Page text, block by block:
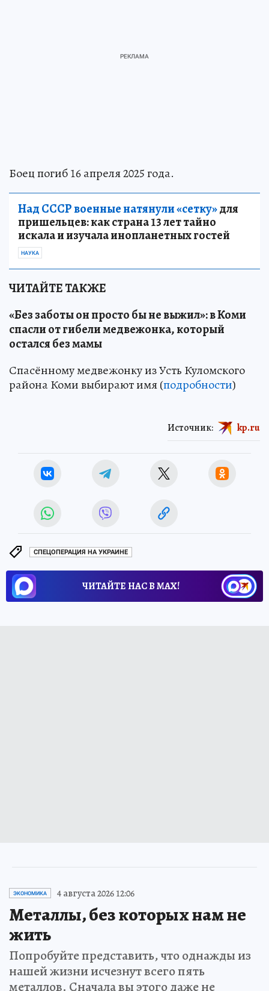
Боец погиб 16 апреля 2025 года.
Над СССР военные натянули «сетку»для
пришельцев: как страна 13 лет тайно
искала и изучала инопланетных гостей
НАУКА
ЧИТАЙТЕ ТАКЖЕ
«Без заботы он просто бы не выжил»: в Коми
спасли от гибели медвежонка, который
остался без мамы
Спасённому медвежонку из Усть Куломского
района Коми выбирают имя (подробности)
Источник: kp.ru
СПЕЦОПЕРАЦИЯ НА УКРАИНЕ
ЧИТАЙТЕ НАС В МАХ!
ЭКОНОМИКА 4 августа 2026 12:06
Металлы, без которых нам не
жить
Попробуйте представить, что однажды из
нашей жизни исчезнут всего пять
металлов. Сначала вы этого даже не